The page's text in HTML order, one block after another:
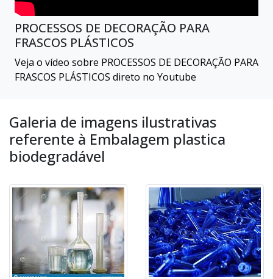
PROCESSOS DE DECORAÇÃO PARA
FRASCOS PLÁSTICOS
Veja o vídeo sobre PROCESSOS DE DECORAÇÃO PARA
FRASCOS PLÁSTICOS direto no Youtube
Galeria de imagens ilustrativas
referente à Embalagem plastica
biodegradável